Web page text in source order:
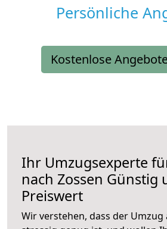
Persönliche
Kostenlose
Ihr Umzugsexperte
nach Zossen Günstig
Preiswert
Wir verstehen, dass der Umzug